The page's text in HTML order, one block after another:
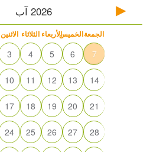
2026 آب
الاثنين الثلاثاء الأربعاءالخميسالجمعة
3 4 5 6 7
10 11 12 13 14
17 18 19 20 21
24 25 26 27 28